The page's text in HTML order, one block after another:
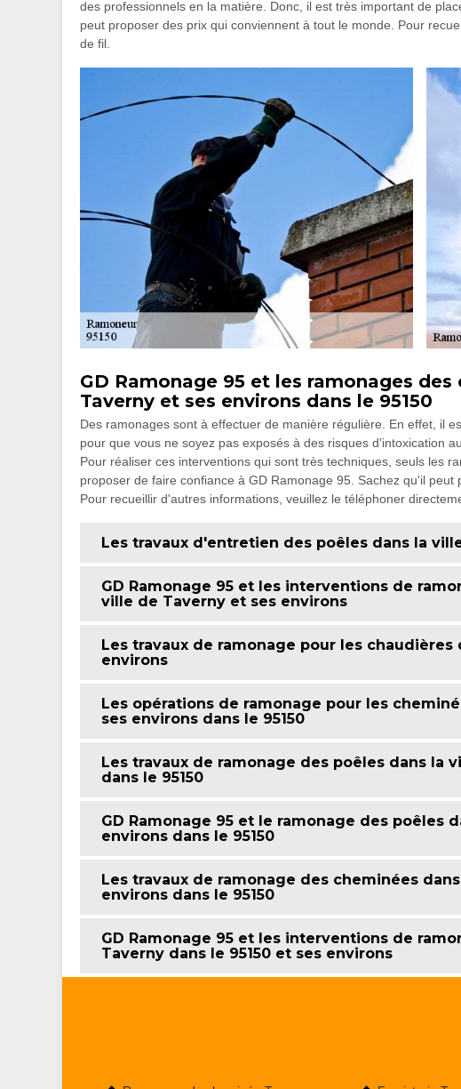
des professionnels en la matière. Donc, il est très important de
peut proposer des prix qui conviennent à tout le monde. Pour
de fil.
GD Ramonage 95 et les ramonages
Taverny et ses environs dans le 95150
Des ramonages sont à effectuer de manière régulière. En effet, il
pour que vous ne soyez pas exposés à des risques d'intoxication
Pour réaliser ces interventions qui sont très techniques, seuls les
proposer de faire confiance à GD Ramonage 95. Sachez qu'il
Pour recueillir d'autres informations, veuillez le téléphoner
Les travaux d'entretien des poêles dans la
GD Ramonage 95 et les interventions de
ville de Taverny et ses environs
Les travaux de ramonage pour les
environs
Les opérations de ramonage pour les
ses environs dans le 95150
Les travaux de ramonage des poêles dans la
dans le 95150
GD Ramonage 95 et le ramonage des poêles
environs dans le 95150
Les travaux de ramonage des cheminées
environs dans le 95150
GD Ramonage 95 et les interventions de
Taverny dans le 95150 et ses environs